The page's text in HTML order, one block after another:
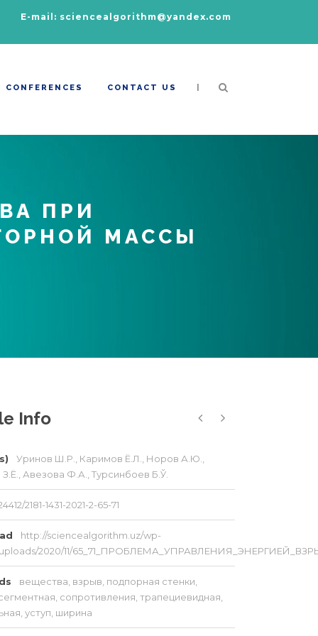
E-mail: sciencealgorithm@yandex.com
CONFERENCES CONTACT US |
ПРИ
МАССЫ
Info
Уринов Ш.Р., Каримов Ё.Л., Норов А.Ю.,
Авезова Ф.А., Турсинбоев Б.Ў.
2181-1431-2021-2-65-71
http://sciencealgorithm.uz/wp-
2020/11/
вещества взрыв подпорная стенки
сопротивления трапециевидная
уступ ширина